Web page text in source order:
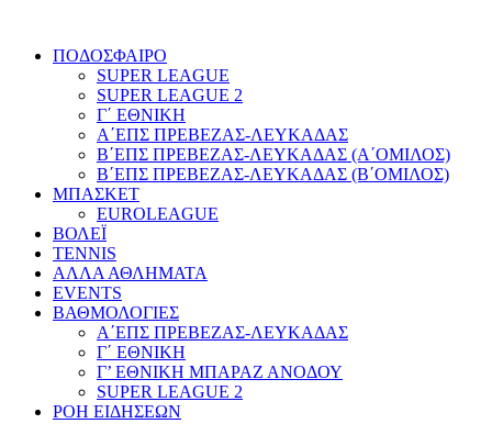
ΠΟΔΟΣΦΑΙΡΟ
SUPER LEAGUE
SUPER LEAGUE 2
Γ΄ ΕΘΝΙΚΗ
Α΄ΕΠΣ ΠΡΕΒΕΖΑΣ-ΛΕΥΚΑΔΑΣ
Β΄ΕΠΣ ΠΡΕΒΕΖΑΣ-ΛΕΥΚΑΔΑΣ (Α΄ΟΜΙΛΟΣ)
Β΄ΕΠΣ ΠΡΕΒΕΖΑΣ-ΛΕΥΚΑΔΑΣ (Β΄ΟΜΙΛΟΣ)
ΜΠΑΣΚΕΤ
EUROLEAGUE
ΒΟΛΕΪ
TENNIS
ΑΛΛΑ ΑΘΛΗΜΑΤΑ
EVENTS
ΒΑΘΜΟΛΟΓΙΕΣ
Α΄ΕΠΣ ΠΡΕΒΕΖΑΣ-ΛΕΥΚΑΔΑΣ
Γ΄ ΕΘΝΙΚΗ
Γ’ ΕΘΝΙΚΗ ΜΠΑΡΑΖ ΑΝΟΔΟΥ
SUPER LEAGUE 2
ΡΟΗ ΕΙΔΗΣΕΩΝ